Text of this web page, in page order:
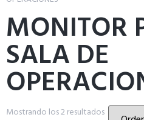
MONITOR
SALA DE
Mostrando los 2 resultados